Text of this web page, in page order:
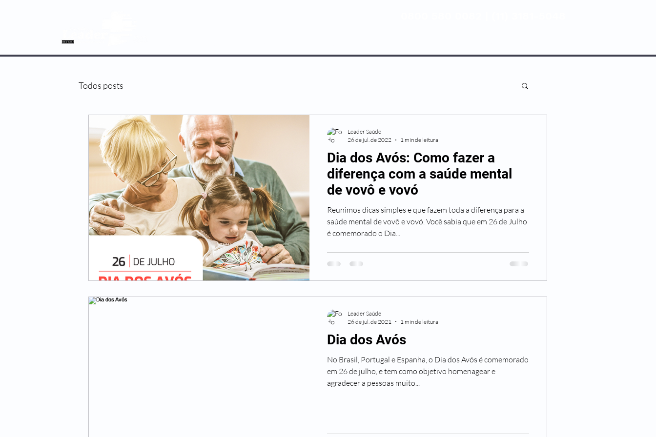
Todos posts
Dia dos Avós: Como fazer a
diferença com a saúde mental
de vovô e vovó
Reunimos dicas simples e que fazem toda a diferença para a
saúde mental de vovô e vovó. Você sabia que em 26 de Julho
é comemorado o Dia...
Leader Saúde
26 de jul. de 2022
1 min de leitura
Dia dos Avós
No Brasil, Portugal e Espanha, o Dia dos Avós é comemorado
em 26 de julho, e tem como objetivo homenagear e
agradecer a pessoas muito...
Leader Saúde
26 de jul. de 2021
1 min de leitura